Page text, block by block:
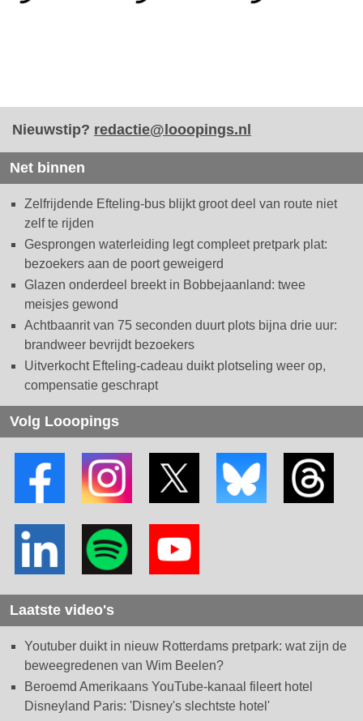
Nieuwstip? redactie@looopings.nl
Net binnen
Zelfrijdende Efteling-bus blijkt groot deel van route niet
zelf te rijden
Gesprongen waterleiding legt compleet pretpark plat:
bezoekers aan de poort geweigerd
Glazen onderdeel breekt in Bobbejaanland: twee
meisjes gewond
Achtbaanrit van 75 seconden duurt plots bijna drie uur:
brandweer bevrijdt bezoekers
Uitverkocht Efteling-cadeau duikt plotseling weer op,
compensatie geschrapt
Volg Looopings
Laatste video's
Youtuber duikt in nieuw Rotterdams pretpark: wat zijn de
beweegredenen van Wim Beelen?
Beroemd Amerikaans YouTube-kanaal fileert hotel
Disneyland Paris: 'Disney's slechtste hotel'